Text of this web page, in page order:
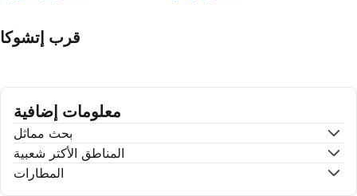
قرب إتشوكا
معلومات إضافية
بحث مماثل
المناطق الأكتر شعبية
المطارات